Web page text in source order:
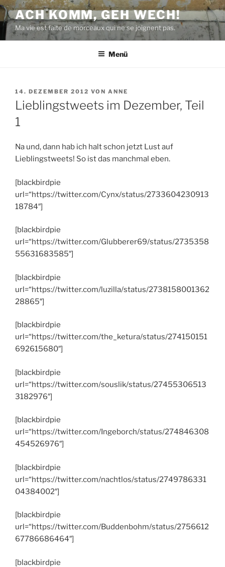
Zum
Inhalt
springen
ACH KOMM, GEH WECH!
Ma vie est faite de morceaux qui ne se joignent pas.
Menü
VERÖFFENTLICHT
AM
14. DEZEMBER 2012 VON ANNE
Lieblingstweets im Dezember, Teil
1
Na und, dann hab ich halt schon jetzt Lust auf
Lieblingstweets! So ist das manchmal eben.
[blackbirdpie
url=“https://twitter.com/Cynx/status/2733604230913
18784″]
[blackbirdpie
url=“https://twitter.com/Glubberer69/status/2735358
55631683585″]
[blackbirdpie
url=“https://twitter.com/luzilla/status/2738158001362
28865″]
[blackbirdpie
url=“https://twitter.com/the_ketura/status/274150151
692615680″]
[blackbirdpie
url=“https://twitter.com/souslik/status/27455306513
3182976″]
[blackbirdpie
url=“https://twitter.com/Ingeborch/status/274846308
454526976″]
[blackbirdpie
url=“https://twitter.com/nachtlos/status/2749786331
04384002″]
[blackbirdpie
url=“https://twitter.com/Buddenbohm/status/2756612
67786686464″]
[blackbirdpie